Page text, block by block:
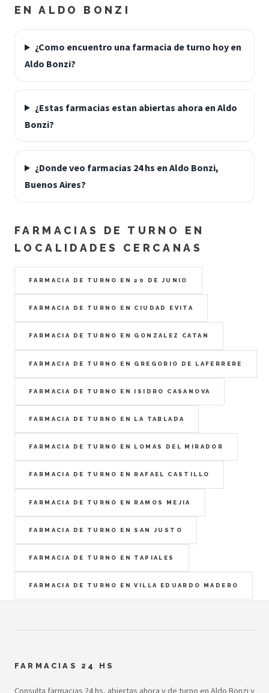
EN ALDO BONZI
¿Como encuentro una farmacia de turno hoy en
Aldo Bonzi?
¿Estas farmacias estan abiertas ahora en Aldo
Bonzi?
¿Donde veo farmacias 24 hs en Aldo Bonzi,
Buenos Aires?
FARMACIAS DE TURNO EN
LOCALIDADES CERCANAS
FARMACIA DE TURNO EN 20 DE JUNIO
FARMACIA DE TURNO EN CIUDAD EVITA
FARMACIA DE TURNO EN GONZALEZ CATAN
FARMACIA DE TURNO EN GREGORIO DE LAFERRERE
FARMACIA DE TURNO EN ISIDRO CASANOVA
FARMACIA DE TURNO EN LA TABLADA
FARMACIA DE TURNO EN LOMAS DEL MIRADOR
FARMACIA DE TURNO EN RAFAEL CASTILLO
FARMACIA DE TURNO EN RAMOS MEJIA
FARMACIA DE TURNO EN SAN JUSTO
FARMACIA DE TURNO EN TAPIALES
FARMACIA DE TURNO EN VILLA EDUARDO MADERO
FARMACIAS 24 HS
Consulta farmacias 24 hs, abiertas ahora y de turno en Aldo Bonzi y